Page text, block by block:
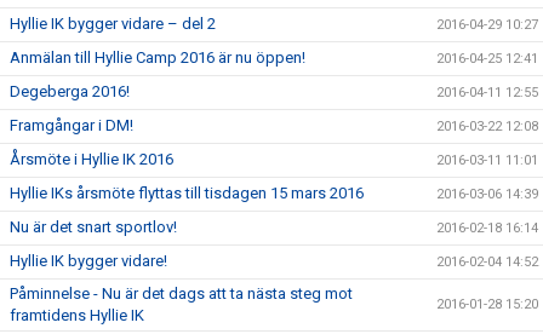
Hyllie IK bygger vidare – del 2 2016-04-29 10:27
Anmälan till Hyllie Camp 2016 är nu öppen! 2016-04-25 12:41
Degeberga 2016! 2016-04-11 12:55
Framgångar i DM! 2016-03-22 12:08
Årsmöte i Hyllie IK 2016 2016-03-11 11:01
Hyllie IKs årsmöte flyttas till tisdagen 15 mars 2016 2016-03-06 14:39
Nu är det snart sportlov! 2016-02-18 16:14
Hyllie IK bygger vidare! 2016-02-04 14:52
Påminnelse - Nu är det dags att ta nästa steg mot
framtidens Hyllie IK
2016-01-28 15:20